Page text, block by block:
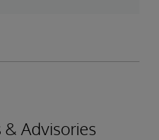
Advisories